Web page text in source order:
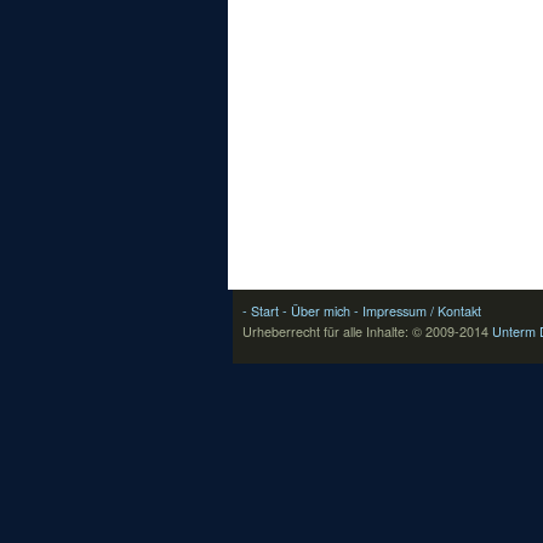
- Start - Über mich - Impressum / Kontakt
Urheberrecht für alle Inhalte: © 2009-2014 Unterm